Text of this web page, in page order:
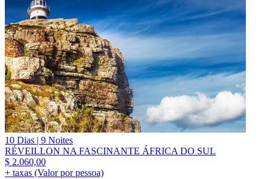
10 Dias | 9 Noites
RÉVEILLON NA FASCINANTE ÁFRICA DO SUL
$ 2.060,00
+ taxas (Valor por pessoa)